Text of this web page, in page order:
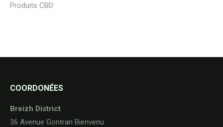
Produits CBD
COORDONÉES
Breizh District
36 Avenue Gontran Bienvenu